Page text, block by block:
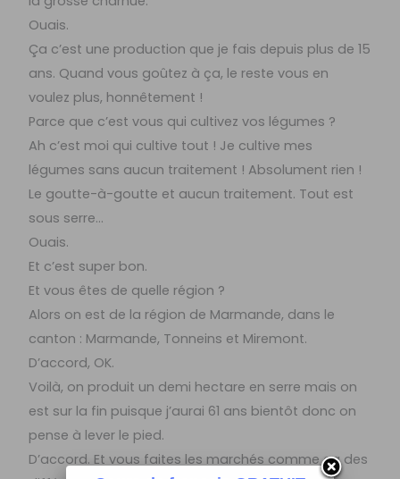
Ouais.
Ça c’est une production que je fais depuis plus de 15
ans. Quand vous goûtez à ça, le reste vous en
voulez plus, honnêtement !
Parce que c’est vous qui cultivez vos légumes ?
Ah c’est moi qui cultive tout ! Je cultive mes
légumes sans aucun traitement ! Absolument rien !
Le goutte-à-goutte et aucun traitement. Tout est
sous serre…
Ouais.
Et c’est super bon.
Et vous êtes de quelle région ?
Alors on est de la région de Marmande, dans le
canton : Marmande, Tonneins et Miremont.
D’accord, OK.
Voilà, on produit un demi hectare en serre mais on
est sur la fin puisque j’aurai 61 ans bientôt donc on
pense à lever le pied.
D’accord. Et vous faites les marchés comme ça des